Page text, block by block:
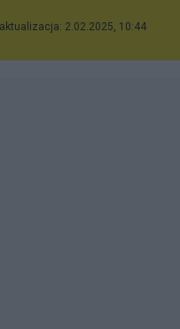
2.02.2025, 10:44